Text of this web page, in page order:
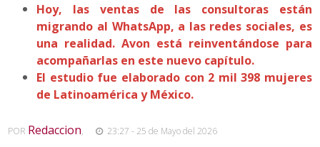
Hoy, las ventas de las consultoras están
migrando al WhatsApp, a las redes sociales, es
una realidad. Avon está reinventándose para
acompañarlas en este nuevo capítulo.
El estudio fue elaborado con 2 mil 398 mujeres
de Latinoamérica y México.
POR Redaccion, 23:27 - 25 de Mayo del 2026